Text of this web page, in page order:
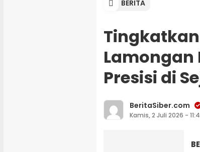
BERITA
Lamongan
Presisi di
BeritaSiber.com
Kamis, 2 Juli 2026 -